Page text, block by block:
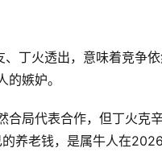
丁火透出，意味着竞争
嫉妒。
局代表合作，但丁火克
养老钱，是属牛人在